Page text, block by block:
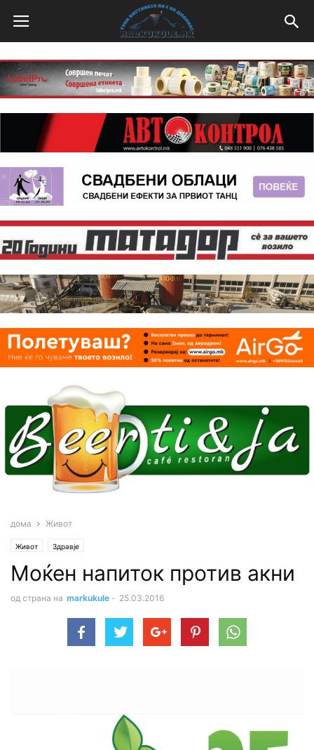
дома Живот
Живот Здравје
Моќен напиток против акни
од страна на markukule - 25.03.2016